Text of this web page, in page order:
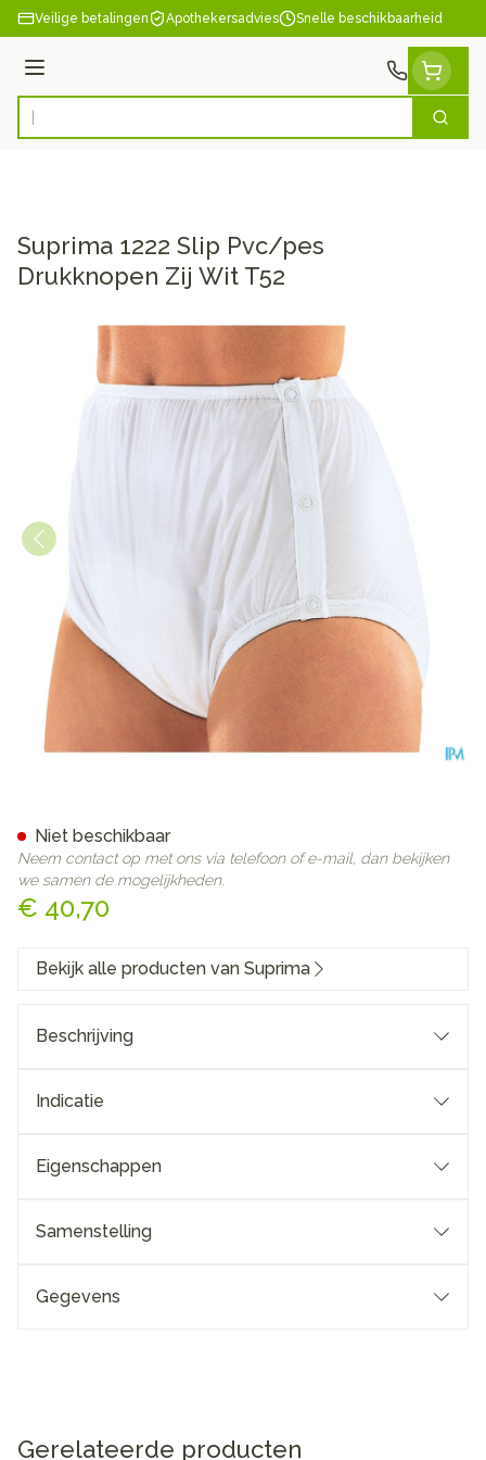
Ga naar de inhoud
Veilige betalingen Apothekersadvies Snelle beschikbaarheid
Menu
Product, merk, categorie... Zoek
Suprima 1222 Slip Pvc/pes
Drukknopen Zij Wit T52
€ 40,70
Niet beschikbaar
Neem contact op met ons via telefoon of e-mail, dan bekijken
we samen de mogelijkheden.
Bekijk alle producten van Suprima
Beschrijving
Indicatie
Eigenschappen
Samenstelling
Gegevens
Gerelateerde producten